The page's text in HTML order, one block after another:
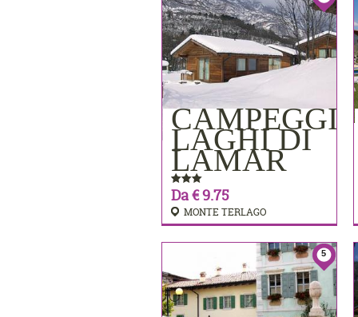
LAGHI DI
LAMAR
Da € 9.75
MONTE TERLAGO
PRENOTA
5